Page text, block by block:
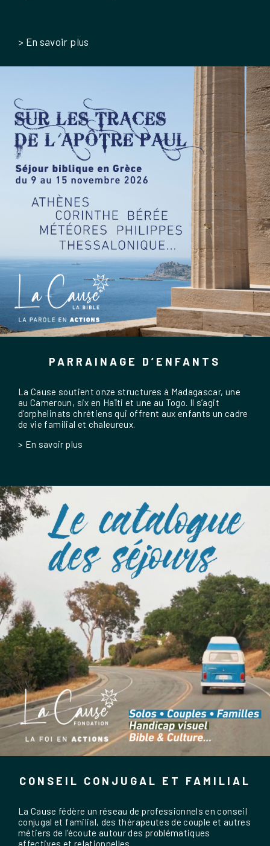
> En savoir plus
PARRAINAGE D’ENFANTS
La Cause soutient onze structures à Madagascar, une
au Cameroun, six en Haïti et une au Togo. Il s’agit
d’orphelinats chrétiens qui offrent aux enfants un cadre
de vie familial et chaleureux.
> En savoir plus
CONSEIL CONJUGAL ET FAMILIAL
La Cause fédère un réseau de professionnels en conseil
conjugal et familial, des thérapeutes de couple et autres
métiers de l’écoute autour des problématiques
affectives et relationnelles.